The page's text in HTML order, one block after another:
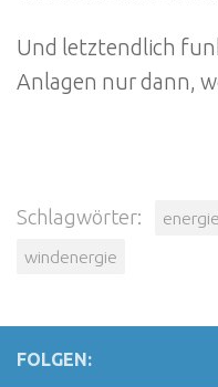
Und letztendlich
Anlagen nur dann,
Schlagwörter: energie
windenergie
FOLGEN: